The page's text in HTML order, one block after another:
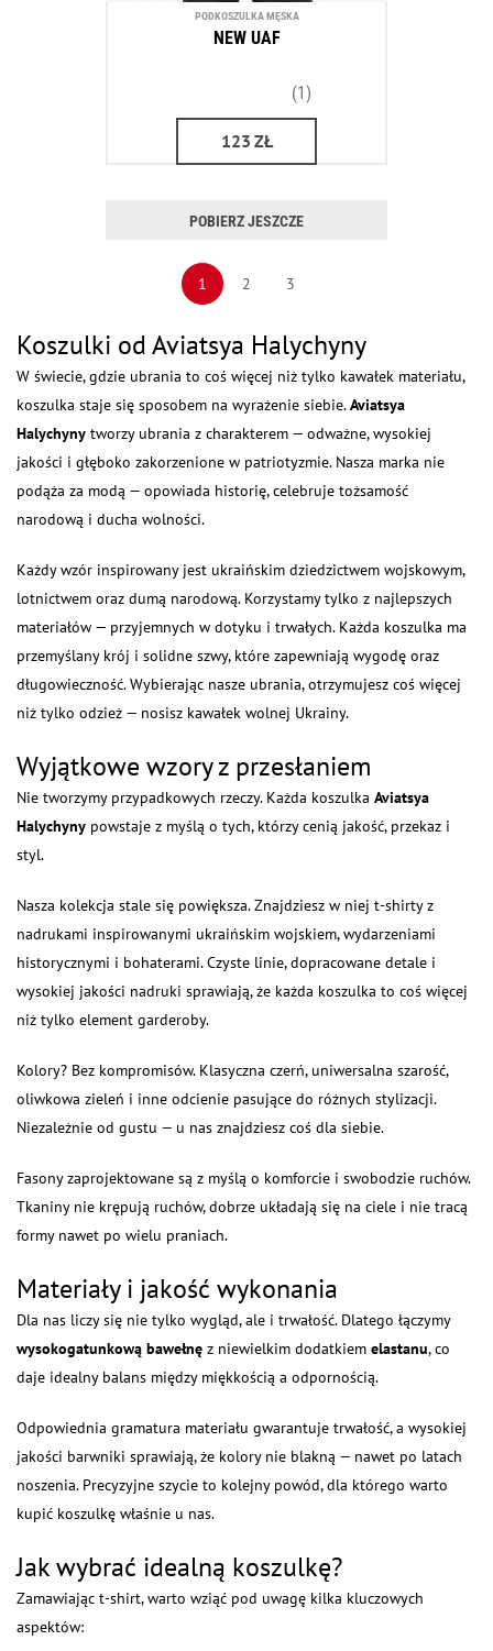
PODKOSZULKA MĘSKA
NEW UAF
(1)
123 ZŁ
POBIERZ JESZCZE
1 2 3
Koszulki od Aviatsya Halychyny
W świecie, gdzie ubrania to coś więcej niż tylko kawałek materiału,
koszulka staje się sposobem na wyrażenie siebie.Aviatsya
Halychyny tworzy ubrania z charakterem — odważne, wysokiej
jakości i głęboko zakorzenione w patriotyzmie. Nasza marka nie
podąża za modą — opowiada historię, celebruje tożsamość
narodową i ducha wolności.
Każdy wzór inspirowany jest ukraińskim dziedzictwem wojskowym,
lotnictwem oraz dumą narodową. Korzystamy tylko z najlepszych
materiałów — przyjemnych w dotyku i trwałych. Każda koszulka ma
przemyślany krój i solidne szwy, które zapewniają wygodę oraz
długowieczność. Wybierając nasze ubrania, otrzymujesz coś więcej
niż tylko odzież — nosisz kawałek wolnej Ukrainy.
Wyjątkowe wzory z przesłaniem
Nie tworzymy przypadkowych rzeczy. Każda koszulka Aviatsya
Halychyny powstaje z myślą o tych, którzy cenią jakość, przekaz i
styl.
Nasza kolekcja stale się powiększa. Znajdziesz w niej t-shirty z
nadrukami inspirowanymi ukraińskim wojskiem, wydarzeniami
historycznymi i bohaterami. Czyste linie, dopracowane detale i
wysokiej jakości nadruki sprawiają, że każda koszulka to coś więcej
niż tylko element garderoby.
Kolory? Bez kompromisów. Klasyczna czerń, uniwersalna szarość,
oliwkowa zieleń i inne odcienie pasujące do różnych stylizacji.
Niezależnie od gustu — u nas znajdziesz coś dla siebie.
Fasony zaprojektowane są z myślą o komforcie i swobodzie ruchów.
Tkaniny nie krępują ruchów, dobrze układają się na ciele i nie tracą
formy nawet po wielu praniach.
Materiały i jakość wykonania
Dla nas liczy się nie tylko wygląd, ale i trwałość. Dlatego łączymy
wysokogatunkową bawełnę z niewielkim dodatkiem elastanu, co
daje idealny balans między miękkością a odpornością.
Odpowiednia gramatura materiału gwarantuje trwałość, a wysokiej
jakości barwniki sprawiają, że kolory nie blakną — nawet po latach
noszenia. Precyzyjne szycie to kolejny powód, dla którego warto
kupić koszulkę właśnie u nas.
Jak wybrać idealną koszulkę?
Zamawiając t-shirt, warto wziąć pod uwagę kilka kluczowych
aspektów: